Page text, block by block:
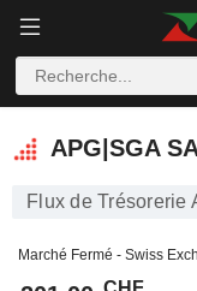
APG|SGA SA
APG|SGA
Flux de Trésorerie
Marché Fermé - Swiss